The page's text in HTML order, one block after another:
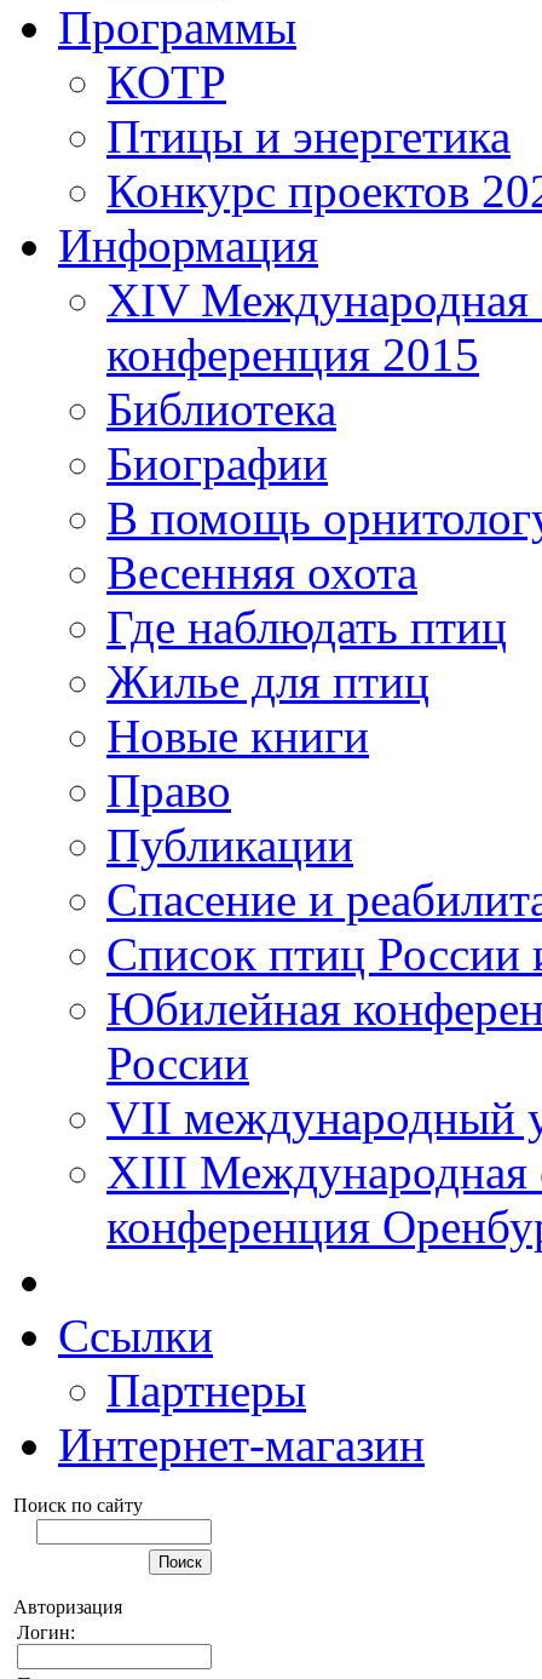
Программы
КОТР
Птицы и энергетика
Конкурс проектов
Информация
XIV Международная
конференция 2015
Библиотека
Биографии
В помощь
Весенняя охота
Где наблюдать птиц
Жилье для птиц
Новые книги
Право
Публикации
Спасение и
Список птиц России
Юбилейная
России
VII международный
XIII Международная
конференция
Ссылки
Партнеры
Интернет-магазин
Поиск по сайту
Авторизация
Логин: